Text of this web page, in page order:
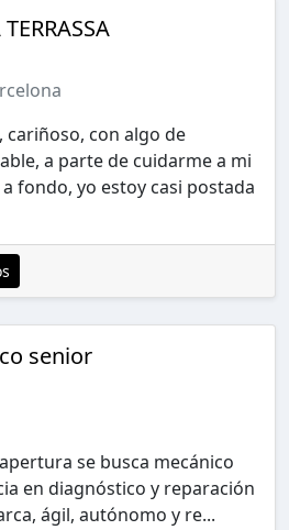
cariñoso, con algo de
a parte de cuidarme a mi
fondo, yo estoy casi postada
senior
se busca mecánico
en diagnóstico y reparación
ágil, autónomo y re...